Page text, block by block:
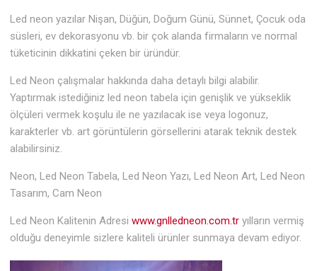
Led neon yazılar Nişan, Düğün, Doğum Günü, Sünnet, Çocuk oda
süsleri, ev dekorasyonu vb. bir çok alanda firmaların ve normal
tüketicinin dikkatini çeken bir üründür.
Led Neon çalışmalar hakkında daha detaylı bilgi alabilir.
Yaptırmak istediğiniz led neon tabela için genişlik ve yükseklik
ölçüleri vermek koşulu ile ne yazılacak ise veya logonuz,
karakterler vb. art görüntülerin görsellerini atarak teknik destek
alabilirsiniz.
Neon, Led Neon Tabela, Led Neon Yazı, Led Neon Art, Led Neon
Tasarım, Cam Neon
Led Neon Kalitenin Adresiwww.gnlledneon.com.tr yılların vermiş
olduğu deneyimle sizlere kaliteli ürünler sunmaya devam ediyor.